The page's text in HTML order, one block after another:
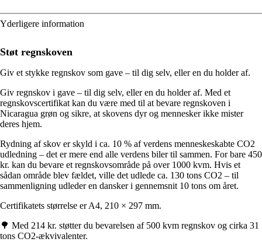
Yderligere information
Støt regnskoven
Giv et stykke regnskov som gave – til dig selv, eller en du holder af.
Giv regnskov i gave – til dig selv, eller en du holder af. Med et
regnskovscertifikat kan du være med til at bevare regnskoven i
Nicaragua grøn og sikre, at skovens dyr og mennesker ikke mister
deres hjem.
Rydning af skov er skyld i ca. 10 % af verdens menneskeskabte CO2
udledning – det er mere end alle verdens biler til sammen. For bare 450
kr. kan du bevare et regnskovsområde på over 1000 kvm. Hvis et
sådan område blev fældet, ville det udlede ca. 130 tons CO2 – til
sammenligning udleder en dansker i gennemsnit 10 tons om året.
Certifikatets størrelse er A4, 210 × 297 mm.
🌳 Med 214 kr. støtter du bevarelsen af 500 kvm regnskov og cirka 31
tons CO2-ækvivalenter.